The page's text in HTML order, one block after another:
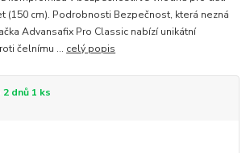
(150 cm). Podrobnosti Bezpečnost, která nezná
Advansafix Pro Classic nabízí unikátní
čelnímu ... celý popis
2 dnů 1 ks